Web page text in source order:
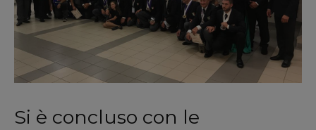
Si è concluso con le